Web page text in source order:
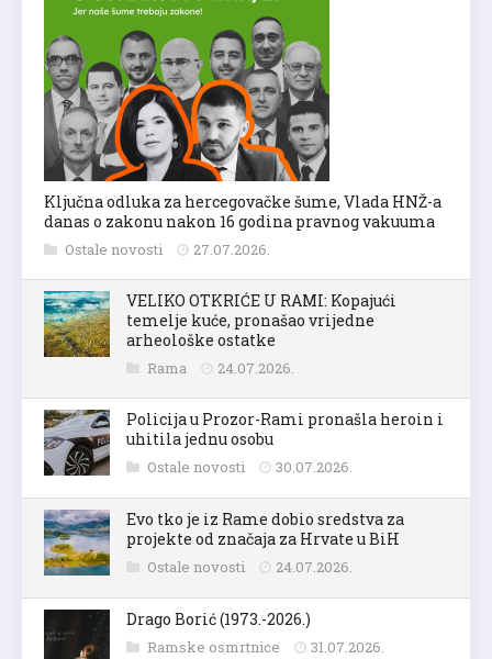
Ključna odluka za hercegovačke šume, Vlada HNŽ-a
danas o zakonu nakon 16 godina pravnog vakuuma
Ostale novosti 27.07.2026.
VELIKO OTKRIĆE U RAMI: Kopajući
temelje kuće, pronašao vrijedne
arheološke ostatke
Rama 24.07.2026.
Policija u Prozor-Rami pronašla heroin i
uhitila jednu osobu
Ostale novosti 30.07.2026.
Evo tko je iz Rame dobio sredstva za
projekte od značaja za Hrvate u BiH
Ostale novosti 24.07.2026.
Drago Borić (1973.-2026.)
Ramske osmrtnice 31.07.2026.